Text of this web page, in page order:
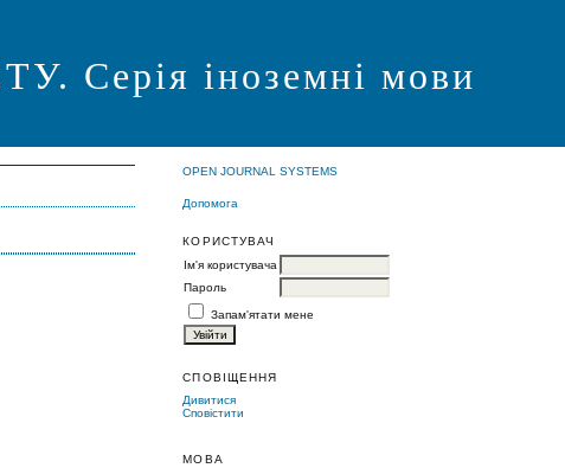
Серія іноземні мови
OPEN JOURNAL SYSTEMS
Допомога
КОРИСТУВАЧ
Ім'я користувача
Пароль
Запам'ятати мене
СПОВІЩЕННЯ
Дивитися
Сповістити
МОВА